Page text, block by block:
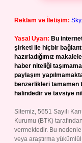
Reklam ve İletişim:
Yasal Uyarı: Bu
şirketi ile hiçbir
hazırladığımız
haber niteliği
paylaşım
benzerlikleri tamamen
halindedir ve tavsiye
Sitemiz, 5651 Sayılı
Kurumu (BTK)
vermektedir. Bu
veya araştırma